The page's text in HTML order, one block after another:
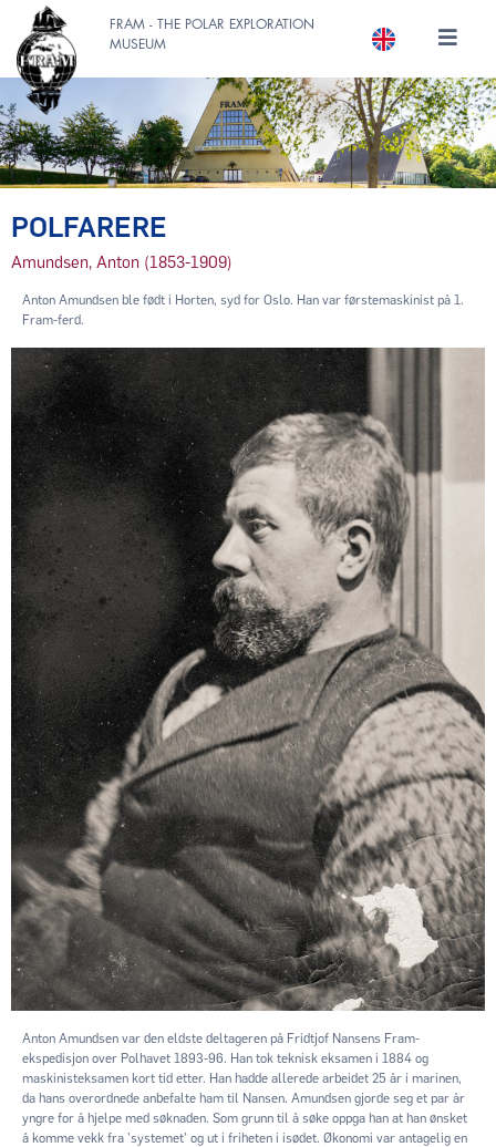
FRAM - THE POLAR EXPLORATION
MUSEUM
POLFARERE
Amundsen, Anton (1853-1909)
Anton Amundsen ble født i Horten, syd for Oslo. Han var førstemaskinist på 1.
Fram-ferd.
Anton Amundsen var den eldste deltageren på Fridtjof Nansens Fram-
ekspedisjon over Polhavet 1893-96. Han tok teknisk eksamen i 1884 og
maskinisteksamen kort tid etter. Han hadde allerede arbeidet 25 år i marinen,
da hans overordnede anbefalte ham til Nansen. Amundsen gjorde seg et par år
yngre for å hjelpe med søknaden. Som grunn til å søke oppga han at han ønsket
å komme vekk fra 'systemet' og ut i friheten i isødet. Økonomi var antagelig en